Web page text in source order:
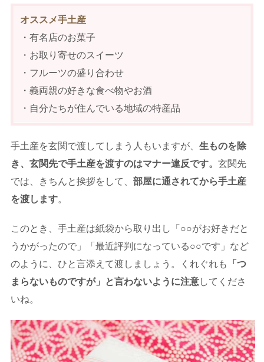
オススメ手土産
・有名店のお菓子
・お取り寄せのスイーツ
・フルーツの盛り合わせ
・義両親の好きな食べ物やお酒
・自分たちが住んでいる地域の特産品
手土産を玄関で渡してしまう人もいますが、 生ものを除
き、玄関先で手土産を渡すのはマナー違反です。 玄関先
では、きちんと挨拶をして、 部屋に通されてから手土産
を渡します。
このとき、手土産は紙袋から取り出し「○○がお好きだと
うかがったので」「最近評判になっている○○です」など
のように、ひと言添えて渡しましょう。くれぐれも
「つ
まらないものですが」と言わないように注意してくださ
いね。